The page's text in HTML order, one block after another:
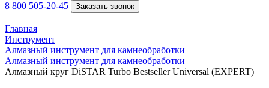
8 800 505-20-45 Заказать звонок
Главная
Инструмент
Алмазный инструмент для камнеобработки
Алмазный инструмент для камнеобработки
Алмазный круг DiSTAR Turbo Bestseller Universal (EXPERT)